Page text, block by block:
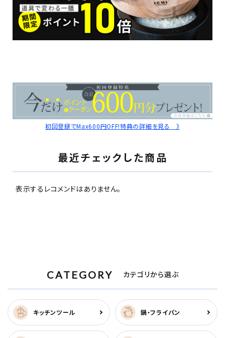
初回登録でMax600円OFF!特典の詳細を見る 》
最近チェックした商品
表示するレコメンドはありません。
CATEGORY カテゴリから選ぶ
キッチンツール 鍋・フライパン